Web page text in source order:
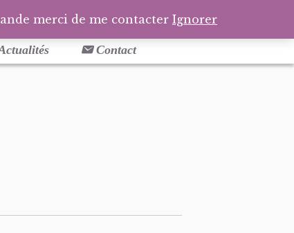
Facebook
Contact
merci de me contacter Ignorer